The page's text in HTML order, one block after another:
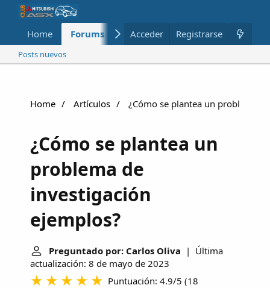
Home Forums Nuevo Miembros
Acceder Registrarse
Posts nuevos
Home Artículos ¿Cómo se plantea un problema
¿Cómo se plantea un
problema de
investigación
ejemplos?
Preguntado por: Carlos Oliva | Última
actualización: 8 de mayo de 2023
Puntuación: 4.9/5 (18